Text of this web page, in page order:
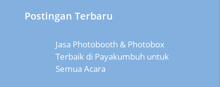
Postingan Terbaru
Jasa Photobooth & Photobox
Terbaik di Payakumbuh untuk
Semua Acara